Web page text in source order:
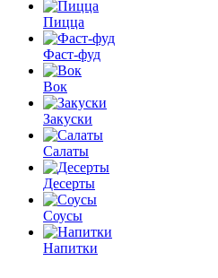
Пицца
Фаст-фуд
Вок
Закуски
Салаты
Десерты
Соусы
Напитки